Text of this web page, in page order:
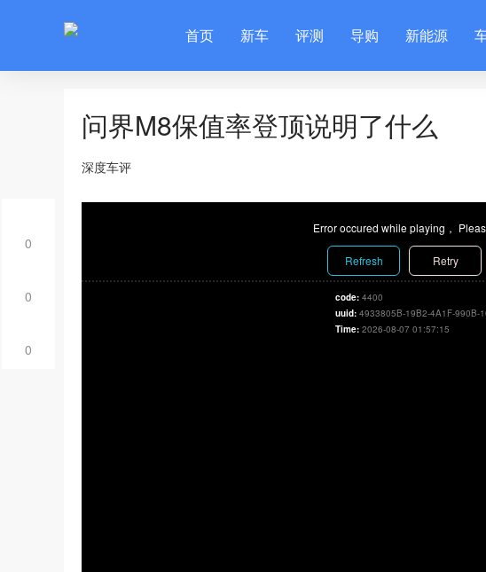
首页 新车 评测 导购 新能源
0
0
0
问界M8保值率登顶说明了什么
深度车评
Error occured while playing，
Refresh Retry
code: 4400
uuid: 4933805B-19B2-4A1F-990B-
Time: 2026-08-07 01:57:15